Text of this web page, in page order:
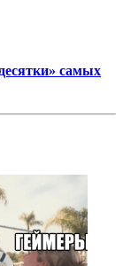
самых